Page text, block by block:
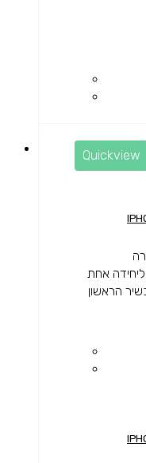
Quickview
אחת
הראשון